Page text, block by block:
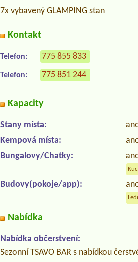
7x vybavený GLAMPING stan
Kontakt
Telefon: 775 855 833
Telefon: 775 851 244
Kapacity
Stany místa:
Kempová místa:
Bungalovy/Chatky:
Budovy(pokoje/app):
Nabídka
Nabídka občerstvení:
Sezonní TSAVO BAR s nabídkou